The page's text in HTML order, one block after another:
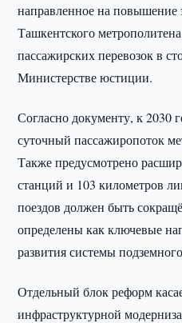
направленное на повышение
Ташкентского
пассажирских перевозок в
Министерстве юстиции.
Согласно документу, к 2030
суточный пассажиропоток
Также предусмотрено
станций и 103 километров
поездов должен быть
определены как ключевые
развития системы
Отдельный блок реформ
инфраструктурной